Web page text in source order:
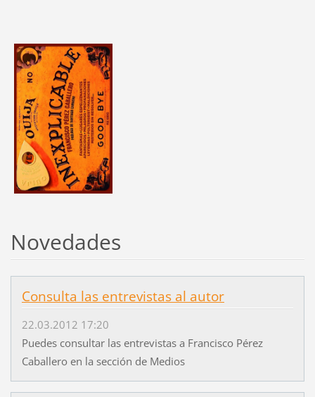
Novedades
Consulta las entrevistas al autor
22.03.2012 17:20
Puedes consultar las entrevistas a Francisco Pérez
Caballero en la sección de Medios